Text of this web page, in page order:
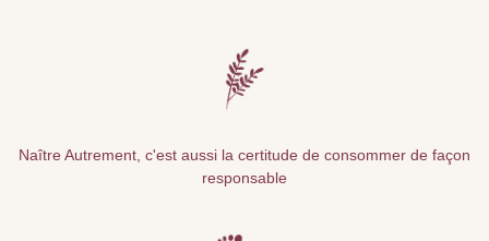
Naître Autrement, c'est aussi la certitude de consommer de façon
responsable